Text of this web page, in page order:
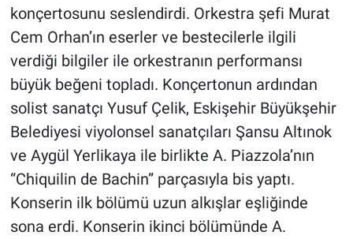
konçertosunu seslendirdi. Orkestra şefi Murat
Cem Orhan’ın eserler ve bestecilerle ilgili
verdiği bilgiler ile orkestranın performansı
büyük beğeni topladı. Konçertonun ardından
solist sanatçı Yusuf Çelik, Eskişehir Büyükşehir
Belediyesi viyolonsel sanatçıları Şansu Altınok
ve Aygül Yerlikaya ile birlikte A. Piazzola’nın
“Chiquilin de Bachin” parçasıyla bis yaptı.
Konserin ilk bölümü uzun alkışlar eşliğinde
sona erdi. Konserin ikinci bölümünde A.